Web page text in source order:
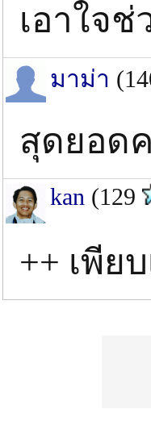
เอาใจ
มาม่า
สุดยอด
kan (129
++ เพีย